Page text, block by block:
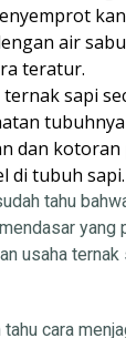
air
teratur.
sapi
dan
di tubuh sapi.
tahu
yang
usaha
cara